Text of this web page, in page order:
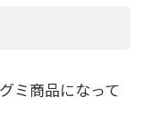
ミ商品になって